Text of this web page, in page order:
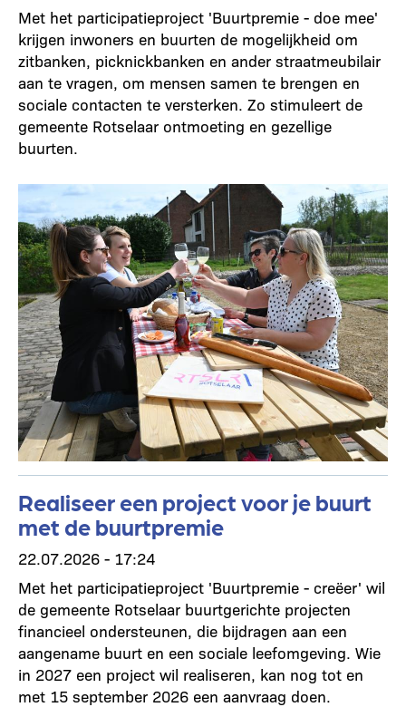
Met het participatieproject 'Buurtpremie - doe mee'
krijgen inwoners en buurten de mogelijkheid om
zitbanken, picknickbanken en ander straatmeubilair
aan te vragen, om mensen samen te brengen en
sociale contacten te versterken. Zo stimuleert de
gemeente Rotselaar ontmoeting en gezellige
buurten.
Realiseer een project voor je buurt
met de buurtpremie
22.07.2026 - 17:24
Met het participatieproject 'Buurtpremie - creëer' wil
de gemeente Rotselaar buurtgerichte projecten
financieel ondersteunen, die bijdragen aan een
aangename buurt en een sociale leefomgeving. Wie
in 2027 een project wil realiseren, kan nog tot en
met 15 september 2026 een aanvraag doen.